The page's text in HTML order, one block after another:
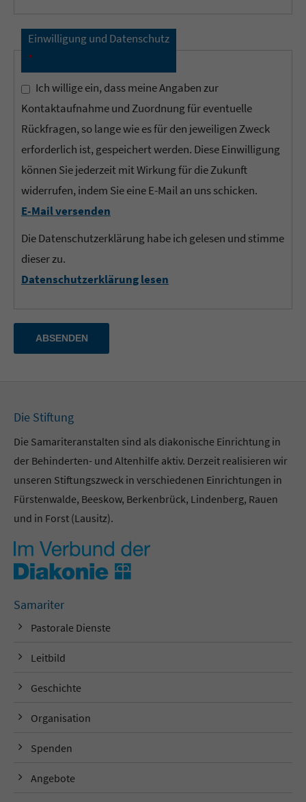
Einwilligung und Datenschutz
*
Ich willige ein, dass meine Angaben zur
Kontaktaufnahme und Zuordnung für eventuelle
Rückfragen, so lange wie es für den jeweiligen Zweck
erforderlich ist, gespeichert werden. Diese Einwilligung
können Sie jederzeit mit Wirkung für die Zukunft
widerrufen, indem Sie eine E-Mail an uns schicken.
E-Mail versenden
Die Datenschutzerklärung habe ich gelesen und stimme
dieser zu.
Datenschutzerklärung lesen
ABSENDEN
Die Stiftung
Die Samariteranstalten sind als diakonische Einrichtung in
der Behinderten- und Altenhilfe aktiv. Derzeit realisieren wir
unseren Stiftungszweck in verschiedenen Einrichtungen in
Fürstenwalde, Beeskow, Berkenbrück, Lindenberg, Rauen
und in Forst (Lausitz).
Samariter
Pastorale Dienste
Leitbild
Geschichte
Organisation
Spenden
Angebote